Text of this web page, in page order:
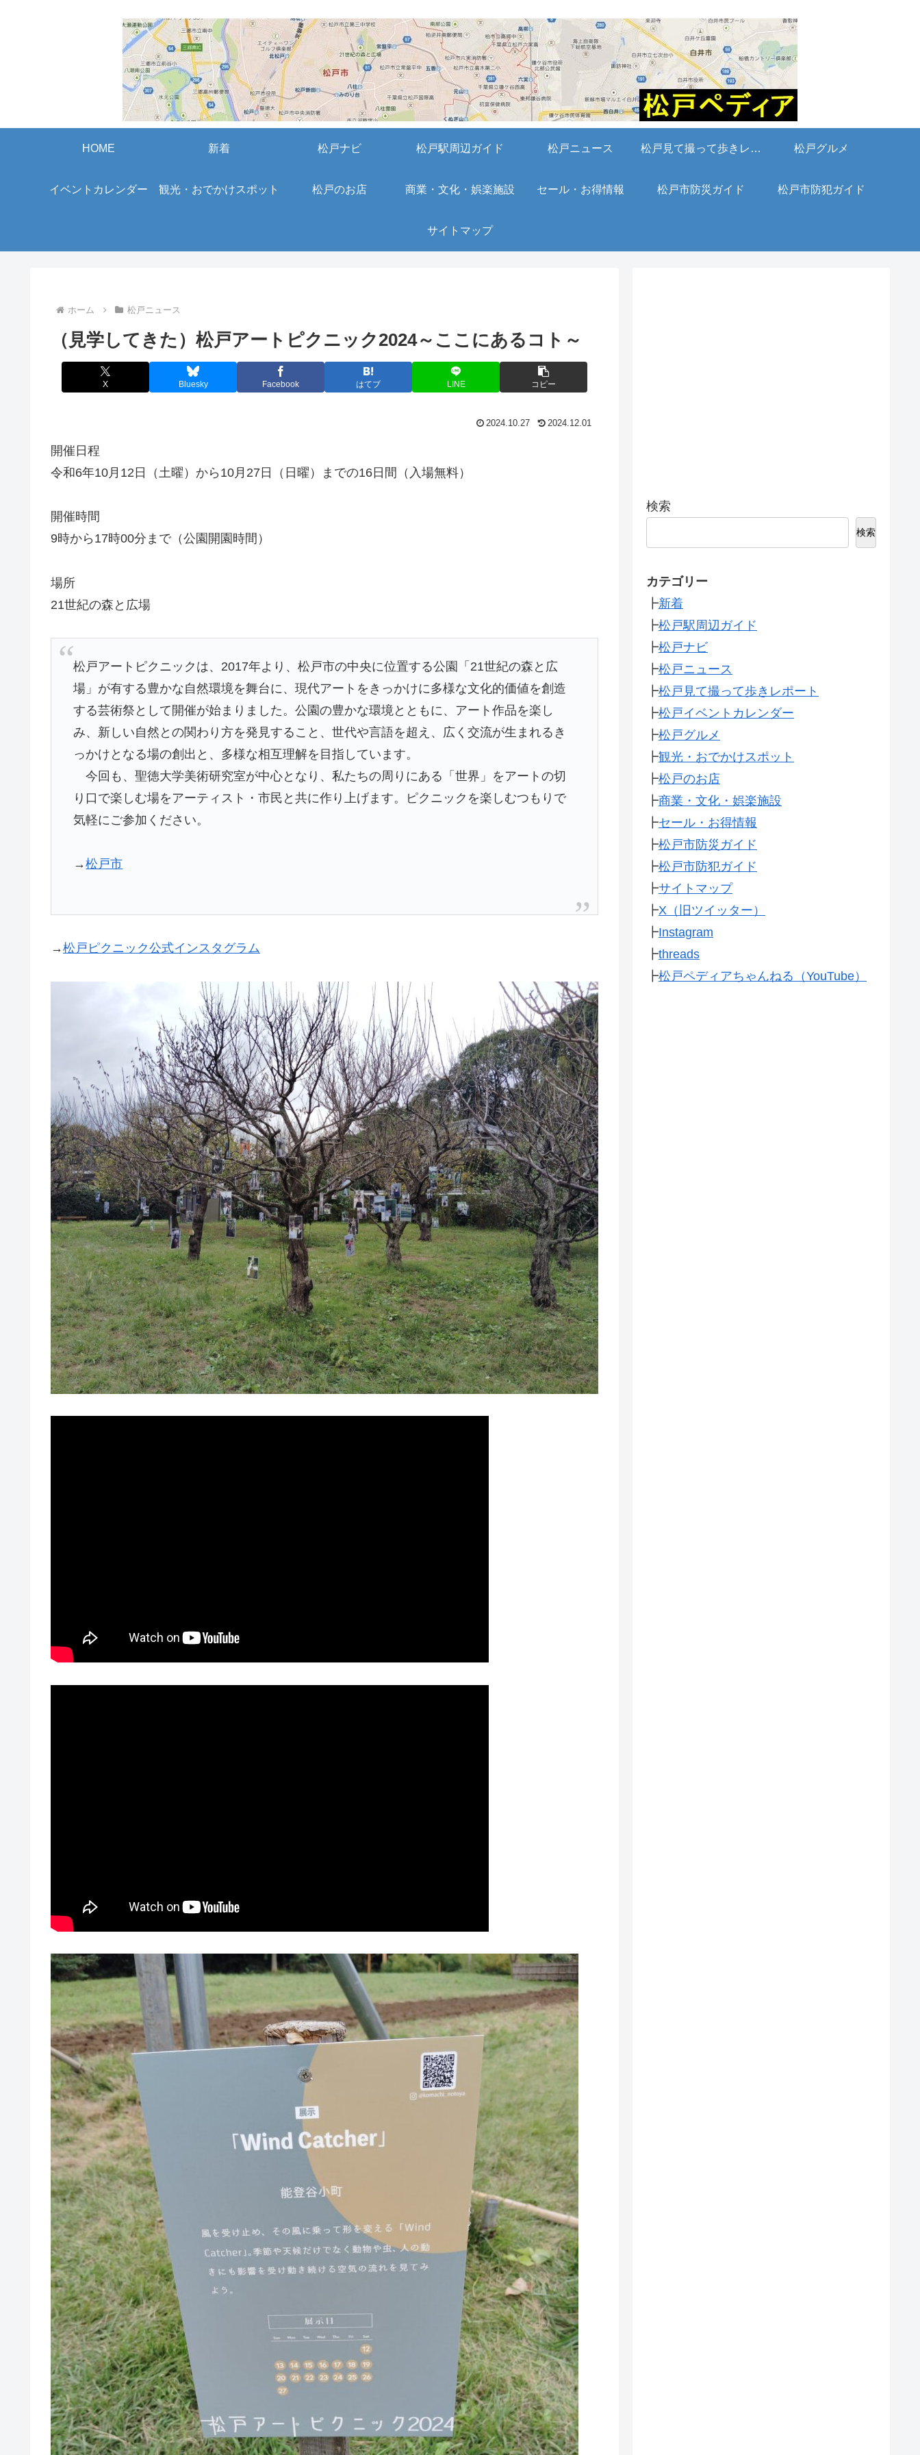
HOME 新着 松戸ナビ 松戸駅周辺ガイド 松戸ニュース 松戸見て撮って歩きレポート 松戸グルメ
イベントカレンダー 観光・おでかけスポット 松戸のお店 商業・文化・娯楽施設 セール・お得情報 松戸市防災ガイド 松戸市防犯ガイド
サイトマップ
ホーム 松戸ニュース
（見学してきた）松戸アートピクニック2024～ここにあるコト～
X Bluesky Facebook はてブ LINE コピー
2024.10.27 2024.12.01
開催日程
令和6年10月12日（土曜）から10月27日（日曜）までの16日間（入場無料）
開催時間
9時から17時00分まで（公園開園時間）
場所
21世紀の森と広場
松戸アートピクニックは、2017年より、松戸市の中央に位置する公園「21世紀の森と広
場」が有する豊かな自然環境を舞台に、現代アートをきっかけに多様な文化的価値を創造
する芸術祭として開催が始まりました。公園の豊かな環境とともに、アート作品を楽し
み、新しい自然との関わり方を発見すること、世代や言語を超え、広く交流が生まれるき
っかけとなる場の創出と、多様な相互理解を目指しています。
今回も、聖徳大学美術研究室が中心となり、私たちの周りにある「世界」をアートの切
り口で楽しむ場をアーティスト・市民と共に作り上げます。ピクニックを楽しむつもりで
気軽にご参加ください。
→松戸市
→松戸ピクニック公式インスタグラム
検索
検索
カテゴリー
┣新着
┣松戸駅周辺ガイド
┣松戸ナビ
┣松戸ニュース
┣松戸見て撮って歩きレポート
┣松戸イベントカレンダー
┣松戸グルメ
┣観光・おでかけスポット
┣松戸のお店
┣商業・文化・娯楽施設
┣セール・お得情報
┣松戸市防災ガイド
┣松戸市防犯ガイド
┣サイトマップ
┣X（旧ツイッター）
┣Instagram
┣threads
┣松戸ペディアちゃんねる（YouTube）